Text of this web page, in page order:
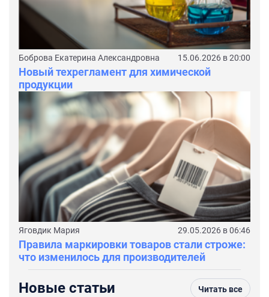
Боброва Екатерина Александровна 15.06.2026 в 20:00
Новый техрегламент для химической
продукции
Яговдик Мария 29.05.2026 в 06:46
Правила маркировки товаров стали строже:
что изменилось для производителей
Новые статьи Читать все